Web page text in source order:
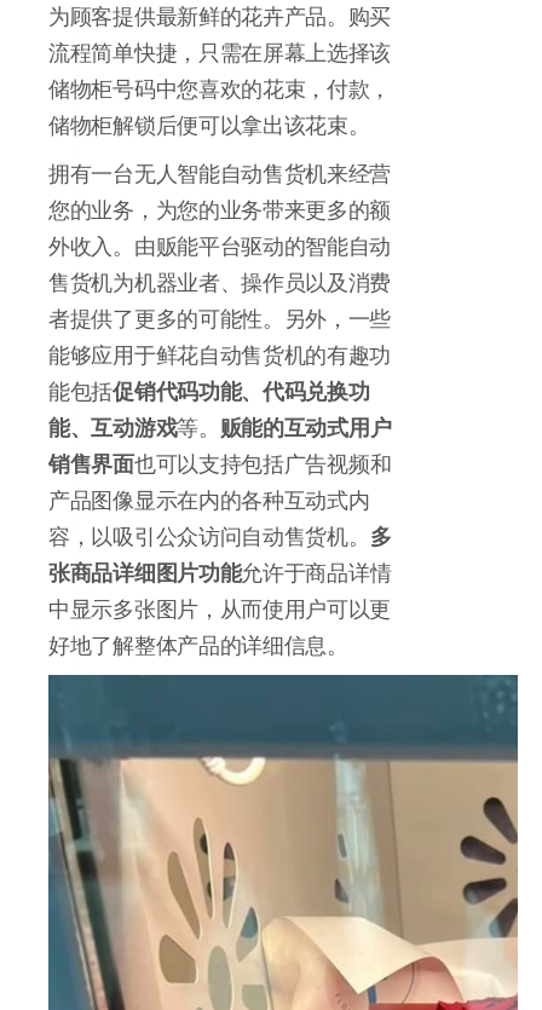
为顾客提供最新鲜的花卉产品。购买
流程简单快捷，只需在屏幕上选择该
储物柜号码中您喜欢的花束，付款，
储物柜解锁后便可以拿出该花束。
拥有一台无人智能自动售货机来经营
您的业务，为您的业务带来更多的额
外收入。由贩能平台驱动的智能自动
售货机为机器业者、操作员以及消费
者提供了更多的可能性。另外，一些
能够应用于鲜花自动售货机的有趣功
能包括促销代码功能、代码兑换功
能、互动游戏等。 贩能的互动式用户
销售界面也可以支持包括广告视频和
产品图像显示在内的各种互动式内
容，以吸引公众访问自动售货机。 多
张商品详细图片功能允许于商品详情
中显示多张图片，从而使用户可以更
好地了解整体产品的详细信息。